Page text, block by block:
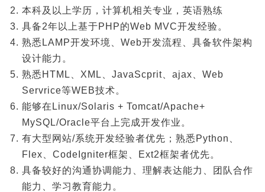
本科及以上学历，计算机相关专业，英语熟练
具备2年以上基于PHP的Web MVC开发经验。
熟悉LAMP开发环境、Web开发流程、具备软件架构
设计能力。
熟悉HTML、XML、JavaScprit、ajax、Web
Servrice等WEB技术。
能够在Linux/Solaris + Tomcat/Apache+
MySQL/Oracle平台上完成开发作业。
有大型网站/系统开发经验者优先；熟悉Python、
Flex、CodeIgniter框架、Ext2框架者优先。
具备较好的沟通协调能力、理解表达能力、团队合作
能力、学习教育能力。